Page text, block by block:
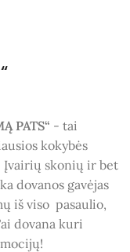
PATS“ - tai
kokybės
skonių ir bet
dovanos gavėjas
iš viso pasaulio,
dovana kuri